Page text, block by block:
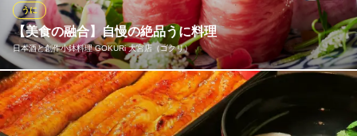
大宮の日本酒と和食の店
ＪＲ大宮駅東口 徒歩5分
埼玉県さいたま市大宮区大門町2-7
【美食の融合】自慢の絶品うに料理
日本酒と創作小鉢料理 GOKURi 大宮店（ゴクリ）
うに
【ウニ×肉】 北海道産の絶品ウニを使用した創作料理が自慢で
す！ 一度食べたら忘れられないGOKURiのウニ料理♪一番人気は絶
品【うにくごはん】 全国各地の希少な日本酒と合わせて是非ご賞